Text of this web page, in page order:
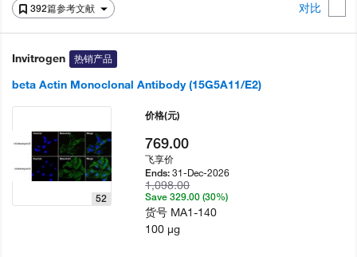
392篇参考文献 对比
Invitrogen 热销产品
beta Actin Monoclonal Antibody (15G5A11/E2)
52
价格(元)
769.00
飞享价
Ends:31-Dec-2026
1,098.00
Save 329.00 (30%)
货号 MA1-140
100 µg